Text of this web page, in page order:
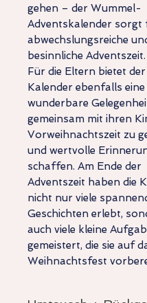
gehen – der Wummel-
Adventskalender sorgt
abwechslungsreiche
besinnliche Adventszeit.
Für die Eltern bietet der
Kalender ebenfalls eine
wunderbare
gemeinsam mit ihren
Vorweihnachtszeit zu
und wertvolle
schaffen. Am Ende der
Adventszeit haben die
nicht nur viele
Geschichten erlebt,
auch viele kleine
gemeistert, die sie auf
Weihnachtsfest